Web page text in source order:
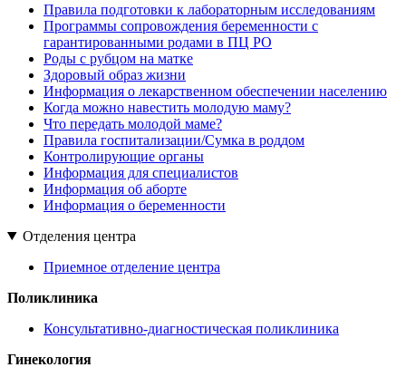
Правила подготовки к лабораторным исследованиям
Программы сопровождения беременности с
гарантированными родами в ПЦ РО
Роды с рубцом на матке
Здоровый образ жизни
Информация о лекарственном обеспечении населению
Когда можно навестить молодую маму?
Что передать молодой маме?
Правила госпитализации/Сумка в роддом
Контролирующие органы
Информация для специалистов
Информация об аборте
Информация о беременности
Отделения центра
Приемное отделение центра
Поликлиника
Консультативно-диагностическая поликлиника
Гинекология